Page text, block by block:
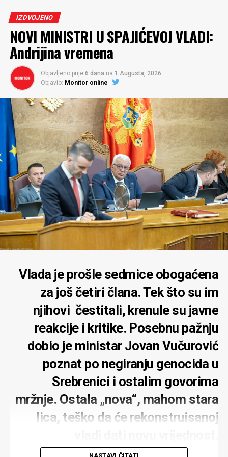
IZDVOJENO
NOVI MINISTRI U SPAJIĆEVOJ VLADI:
Andrijina vremena
Objavljeno prije 6 dana na 1 Augusta, 2026
Objavio: Monitor online
Vlada je prošle sedmice obogaćena
za još četiri člana. Tek što su im
njihovi čestitali, krenule su javne
reakcije i kritike. Posebnu pažnju
dobio je ministar Jovan Vučurović
poznat po negiranju genocida u
Srebrenici i ostalim govorima
mržnje. Ostala „nova“, mahom stara
lica, teško da će rekonstruisanoj
Zadovoljstvo je predsjednika